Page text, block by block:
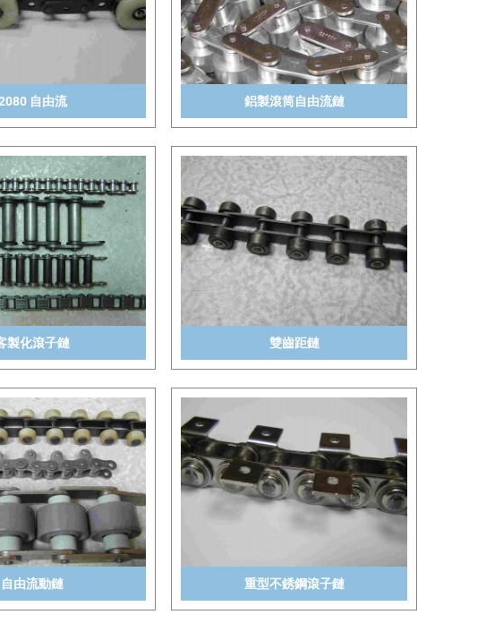
自由流 鋁製滾筒自由流鏈
製化滾子鏈 雙齒距鏈
自由流動鏈 重型不銹鋼滾子鏈